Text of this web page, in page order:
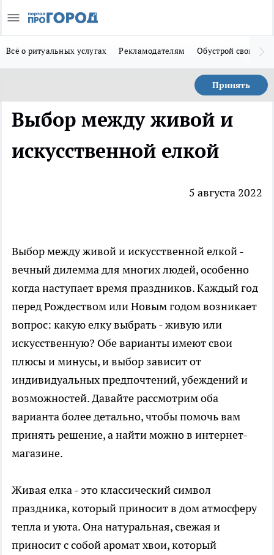
Всё о ритуальных услугах Рекламодателям Обустрой свой дом
Принять
Выбор между живой и
искусственной елкой
5 августа 2022
Выбор между живой и искусственной елкой -
вечный дилемма для многих людей, особенно
когда наступает время праздников. Каждый год
перед Рождеством или Новым годом возникает
вопрос: какую елку выбрать - живую или
искусственную? Обе варианты имеют свои
плюсы и минусы, и выбор зависит от
индивидуальных предпочтений, убеждений и
возможностей. Давайте рассмотрим оба
варианта более детально, чтобы помочь вам
принять решение, а найти можно в интернет-
магазине.
Живая елка - это классический символ
праздника, который приносит в дом атмосферу
тепла и уюта. Она натуральная, свежая и
приносит с собой аромат хвои, который